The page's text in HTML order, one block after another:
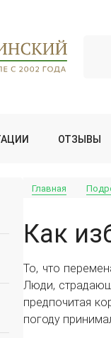
ОТЗЫВЫ
Главная
Как
То, что
Люди,
предпочитая
погоду